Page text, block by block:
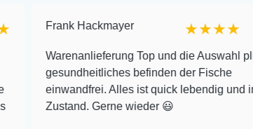
Frank Hackmayer ★★★★
Warenanlieferung Top und die Auswahl plus
gesundheitliches befinden der Fische
einwandfrei. Alles ist quick lebendig und im super
Zustand. Gerne wieder 😃